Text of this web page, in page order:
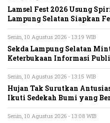
Lamsel Fest 2026 Usung
Lampung Selatan Siapkan
Senin, 10 Agustus 2026 - 13:19 WIB
Sekda Lampung Selatan
Keterbukaan Informasi
Senin, 10 Agustus 2026 - 13:15 WIB
Hujan Tak Surutkan
Ikuti Sedekah Bumi yang
Senin, 10 Agustus 2026 - 13:08 WIB